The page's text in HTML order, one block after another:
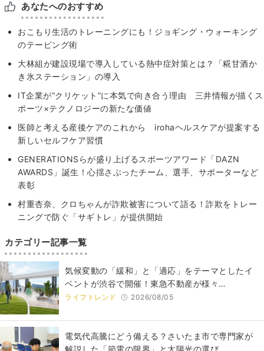
あなたへのおすすめ
おこもり生活のトレーニングにも！ジョギング・ウォーキング
のテーピング術
大林組が建設現場で導入している熱中症対策とは？「糀甘酒か
き氷ステーション」の導入
IT企業が“クリケット”に本気で向き合う理由 三井情報が描くス
ポーツ×テクノロジーの新たな価値
医師と考える産後ケアのこれから irohaヘルスケアが提案する
新しいセルフケア習慣
GENERATIONSらが盛り上げるスポーツアワード「DAZN
AWARDS」誕生！心揺さぶったチーム、選手、サポーターなど
表彰
村重杏奈、クロちゃんが詐欺被害について語る！詐欺をトレー
ニングで防ぐ「サギトレ」が提供開始
カテゴリー記事一覧
気候変動の「緩和」と「適応」をテーマとしたイ
ベントが渋谷で開催！東急不動産が様々…
ライフトレンド 2026/08/05
電気代高騰にどう備える？さいたま市で専門家が